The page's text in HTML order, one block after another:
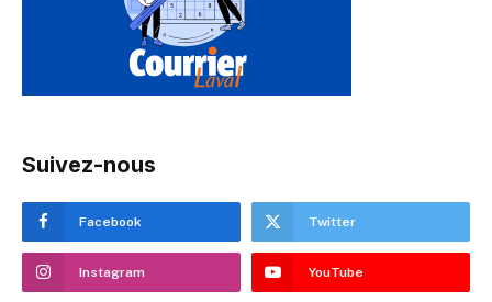
Suivez-nous
Facebook Twitter
Instagram YouTube